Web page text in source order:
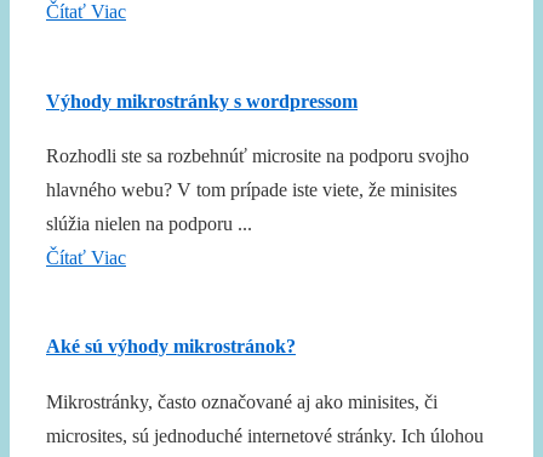
Čítať Viac
Výhody mikrostránky s wordpressom
Rozhodli ste sa rozbehnúť microsite na podporu svojho
hlavného webu? V tom prípade iste viete, že minisites
slúžia nielen na podporu ...
Čítať Viac
Aké sú výhody mikrostránok?
Mikrostránky, často označované aj ako minisites, či
microsites, sú jednoduché internetové stránky. Ich úlohou